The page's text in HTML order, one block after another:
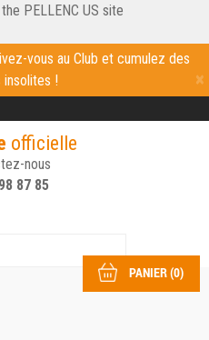
PELLENC US site
vous au Club et cumulez des
insolites !
officielle
nous
87 85
PANIER(0)